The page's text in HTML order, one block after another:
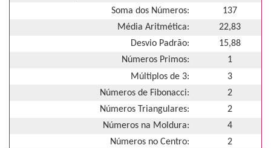
Soma dos Números:
137
Média Aritmética:
22,83
Desvio Padrão:
15,88
Números Primos:
1
Múltiplos de 3:
3
Números de Fibonacci:
2
Números Triangulares:
2
Números na Moldura:
4
Números no Centro:
2